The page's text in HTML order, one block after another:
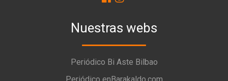
Nuestras webs
Periódico Bi Aste Bilbao